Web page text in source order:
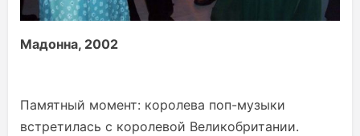
Мадонна, 2002
Памятный момент: королева поп-музыки
встретилась с королевой Великобритании.